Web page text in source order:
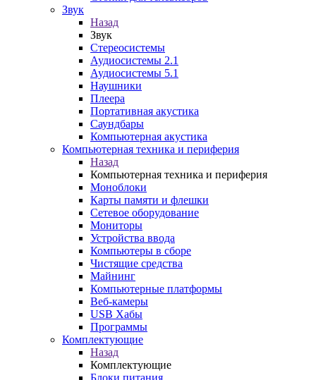
Звук
Назад
Звук
Стереосистемы
Аудиосистемы 2.1
Аудиосистемы 5.1
Наушники
Плеера
Портативная акустика
Саундбары
Компьютерная акустика
Компьютерная техника и периферия
Назад
Компьютерная техника и периферия
Моноблоки
Карты памяти и флешки
Сетевое оборудование
Мониторы
Устройства ввода
Компьютеры в сборе
Чистящие средства
Майнинг
Компьютерные платформы
Веб-камеры
USB Хабы
Программы
Комплектующие
Назад
Комплектующие
Блоки питания